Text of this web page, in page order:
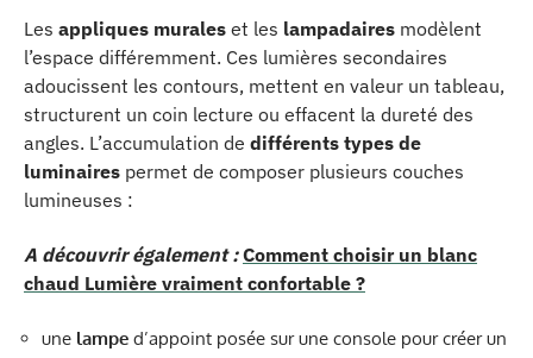
Les appliques murales et les lampadaires modèlent
l’espace différemment. Ces lumières secondaires
adoucissent les contours, mettent en valeur un tableau,
structurent un coin lecture ou effacent la dureté des
angles. L’accumulation de différents types de
luminaires permet de composer plusieurs couches
lumineuses :
A découvrir également : Comment choisir un blanc
chaud Lumière vraiment confortable ?
une lampe d’appoint posée sur une console pour créer un